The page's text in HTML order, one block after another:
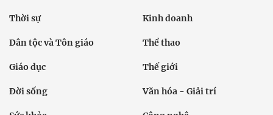
Thời sự Kinh doanh
Dân tộc và Tôn giáo Thể thao
Giáo dục Thế giới
Đời sống Văn hóa - Giải trí